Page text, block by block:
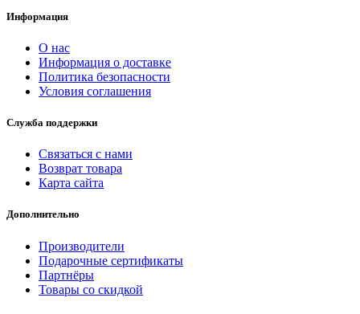
Информация
О нас
Информация о доставке
Политика безопасности
Условия соглашения
Служба поддержки
Связаться с нами
Возврат товара
Карта сайта
Дополнительно
Производители
Подарочные сертификаты
Партнёры
Товары со скидкой